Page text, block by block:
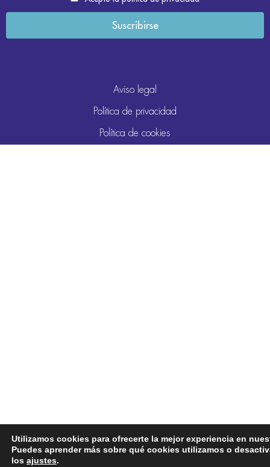
Aviso legal
Política de privacidad
Política de cookies
Utilizamos cookies para ofrecerte la mejor experiencia en
Puedes aprender más sobre qué cookies utilizamos o
los ajustes.